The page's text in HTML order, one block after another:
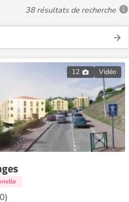
38 résultats de recherche
12 Vidéo